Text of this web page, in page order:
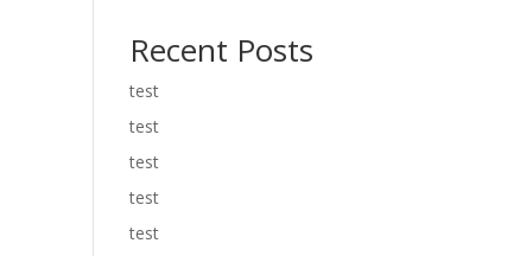
Recent Posts
test
test
test
test
test